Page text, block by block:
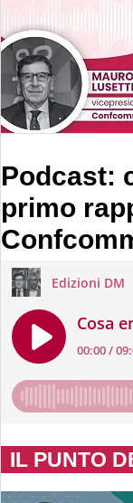
Podcast:
primo
IL PUNTO